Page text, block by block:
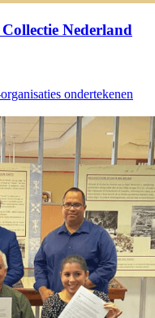
Nederland
ondertekenen